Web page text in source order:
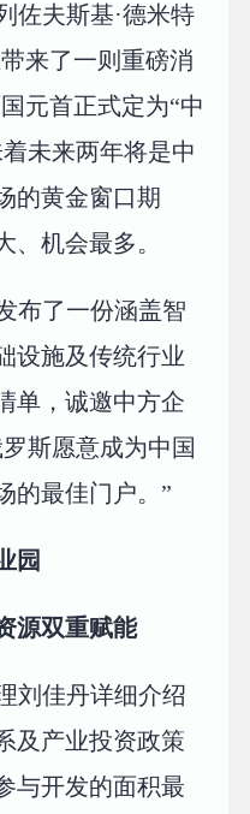
佐夫斯基·德米特
来了一则重磅消
元首正式定为“中
未来两年将是中
的黄金窗口期
机会最多。
布了一份涵盖智
设施及传统行业
单，诚邀中方企
斯愿意成为中国
的最佳门户。”
园
源双重赋能
刘佳丹详细介绍
及产业投资政策
与开发的面积最